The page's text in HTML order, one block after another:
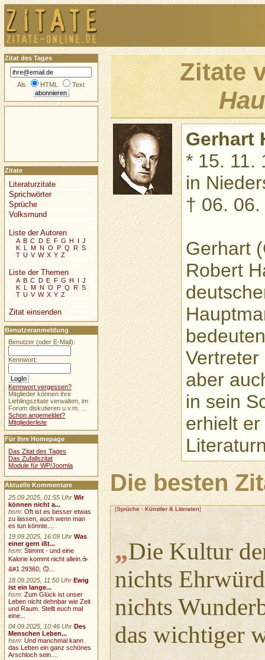
Zitate
Gerhart
* 15. 11.
in
† 06.
Gerhart
Robert
aber
in sein
erhielt
Die besten
[Sprüche - Künstler & Literaten]
„Die Kultur
nichts
nichts
das wichtiger
Zitat des Tages
Als HTML Text
Zitate
Literaturzitate
Sprichwörter
Sprüche
Volksmund
Liste der Autoren
A B C D E F G H I J
K L M N O P Q R S
T U V W X Y Z
Liste der Themen
A B C D E F G H I J
K L M N O P Q R S
T U V W X Y Z
Zitat einsenden
Benutzeranmeldung
Benutzer (oder E-Mail):
Kennwort:
Kennwort vergessen?
Mitglieder können ihre
Lieblingszitate verwalten, im
Forum diskutieren u.v.m. ...
Schon angemeldet?
Mitgliederliste
Für Ihre Homepage
Das Zitat des Tages
Das Zufallszitat
Module für WP/Joomla
Aktuelle Kommentare
25.09.2025, 01:55 Uhr Wir
können nicht a...
hsm:Oft ist es besser etwas
zu lassen, auch wenn man
es tun könnte....
19.09.2025, 16:09 Uhr Was
einer gern ißt...
hsm:Stimmt - und eine
Kalorie kommt nicht allein.☕
&#1 29360; 🙃...
18.09.2025, 11:50 Uhr Ewig
ist ein lange...
hsm:Zum Glück ist unser
Leben nicht dehnbar wie Zeit
und Raum. Stellt euch mal
eine...
04.09.2025, 10:46 Uhr Des
Menschen Leben...
hsm:Und manchmal kann
das Leben ein ganz schönes
Arschloch sein....